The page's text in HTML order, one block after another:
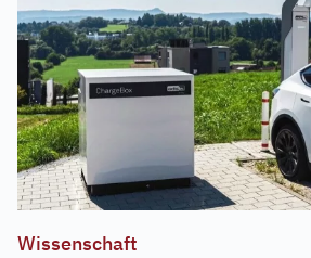
Wissenschaft